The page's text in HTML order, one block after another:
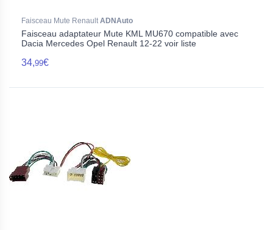
Faisceau Mute RenaultADNAuto
Faisceau adaptateur Mute KML MU670 compatible avec
Dacia Mercedes Opel Renault 12-22 voir liste
34,99€